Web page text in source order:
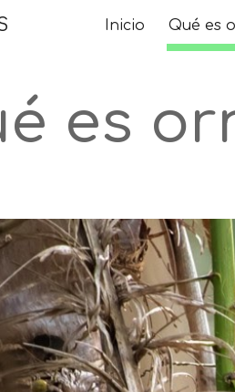
Skip to
Inicio Qué es
es